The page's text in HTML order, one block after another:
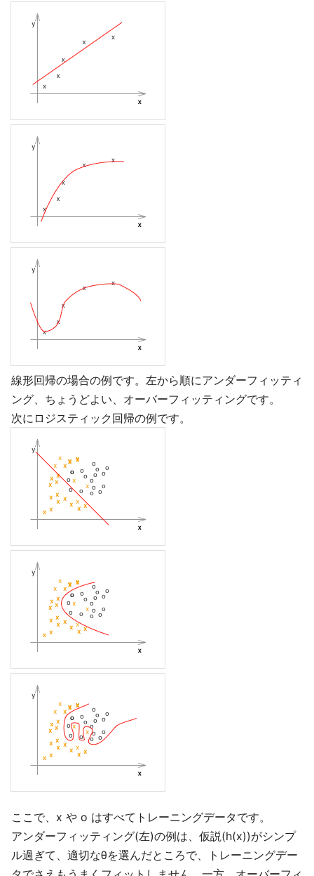
線形回帰の場合の例です。左から順にアンダーフィッティ
ング、ちょうどよい、オーバーフィッティングです。
次にロジスティック回帰の例です。
ここで、x や o はすべてトレーニングデータです。
アンダーフィッティング(左)の例は、仮説(h(x))がシンプ
ル過ぎて、適切なθを選んだところで、トレーニングデー